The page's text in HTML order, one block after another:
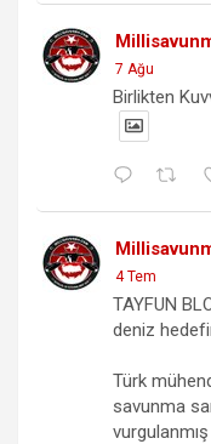
7 Ağu
Birlikten
4 Tem
TAYFUN
deniz
Türk
savunma